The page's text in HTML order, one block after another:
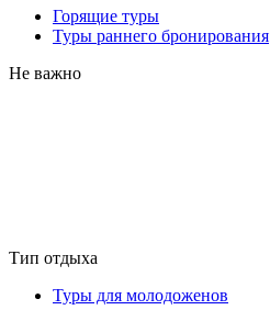
Горящие туры
Туры раннего бронирования
Не важно
Тип отдыха
Туры для молодоженов